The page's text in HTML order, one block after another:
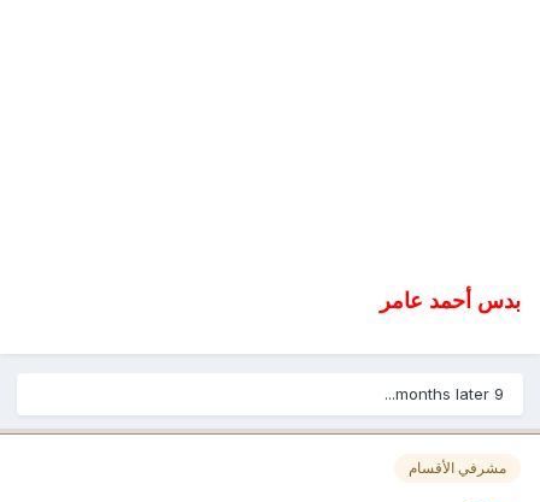
بدس أحمد عامر
9 months later...
مشرفي الأقسام